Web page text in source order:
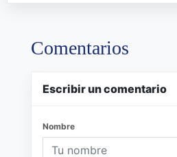
Comentarios
Escribir un comentario
Nombre